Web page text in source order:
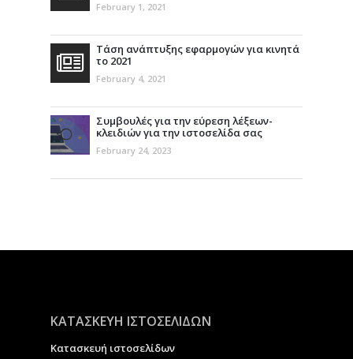
February 1, 2021
Τάση ανάπτυξης εφαρμογών για κινητά
το 2021
February 4, 2021
Συμβουλές για την εύρεση λέξεων-
κλειδιών για την ιστοσελίδα σας
February 24, 2023
ΚΑΤΑΣΚΕΥΗ ΙΣΤΟΣΕΛΙΔΩΝ
Κατασκευή ιστοσελίδων